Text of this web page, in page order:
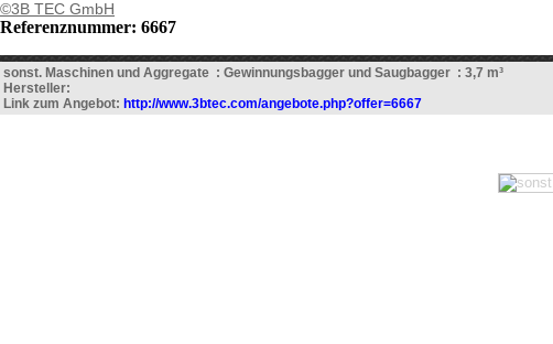
©3B TEC GmbH
Referenznummer: 6667
sonst. Maschinen und Aggregate : Gewinnungsbagger und Saugbagger : 3,7 m³
Hersteller:
Link zum Angebot: http://www.3btec.com/angebote.php?offer=6667